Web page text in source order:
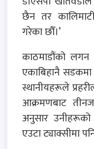
छैन तर
गरेका छौँ।’
काठमाडौंको लगन
एकाबिहानै
स्थानीयहरूले
आक्रमणबाट
अनुसार
एउटा ट्याक्सीमा